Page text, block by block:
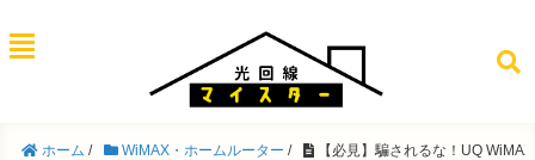
ホーム / WiMAX・ホームルーター / 【必見】騙されるな！UQ